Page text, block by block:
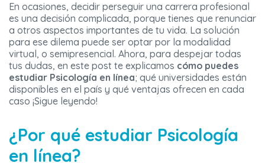
En ocasiones, decidir perseguir una carrera profesional
es una decisión complicada, porque tienes que renunciar
a otros aspectos importantes de tu vida. La solución
para ese dilema puede ser optar por la modalidad
virtual, o semipresencial. Ahora, para despejar todas
tus dudas, en este post te explicamos cómo puedes
estudiar Psicología en línea; qué universidades están
disponibles en el país y qué ventajas ofrecen en cada
caso ¡Sigue leyendo!
¿Por qué estudiar Psicología
en línea?